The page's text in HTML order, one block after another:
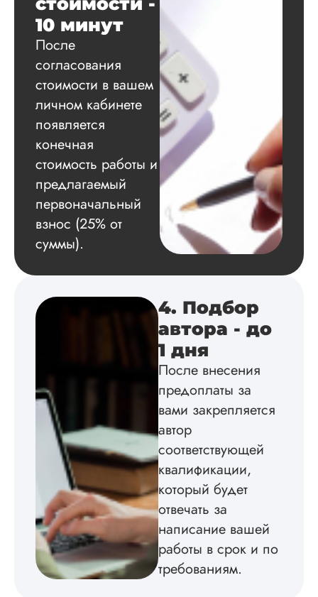
оговоренные
сдачи,
оформили в
соответствии с
Взаимодействие с
клиентами
подробно
по всем вопросам.
Благодарен.
Инна
Вид работы:
диссертацию по
философии
на твердую 5.
Грамотно
структуру, список
приложения,
все
литературные
10 минут
После
согласования
стоимости в вашем
личном кабинете
появляется
конечная
стоимость работы и
предлагаемый
первоначальный
взнос (25% от
суммы).
4. Подбор
автора - до
1 дня
После внесения
предоплаты за
вами закрепляется
автор
соответствующей
квалификации,
который будет
отвечать за
написание вашей
работы в срок и по
требованиям.